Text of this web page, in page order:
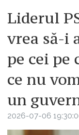
Liderul
vrea să-i
pe cei pe
ce nu
un
2026-07-06